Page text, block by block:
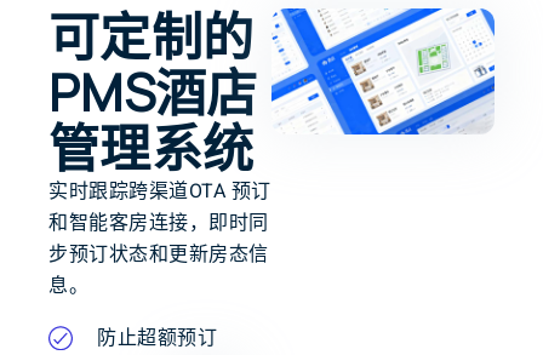
可定制的
PMS酒店
管理系统
实时跟踪跨渠道OTA 预订
和智能客房连接，即时同
步预订状态和更新房态信
息。
防止超额预订